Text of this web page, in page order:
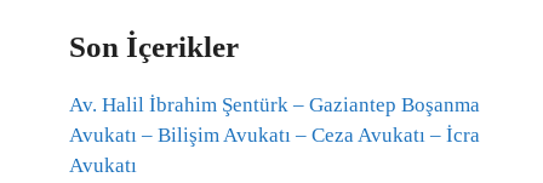
Son İçerikler
Av. Halil İbrahim Şentürk – Gaziantep Boşanma
Avukatı – Bilişim Avukatı – Ceza Avukatı – İcra
Avukatı